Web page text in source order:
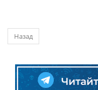
Назад